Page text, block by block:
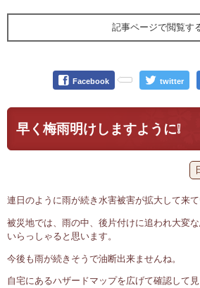
記事ページで閲覧す
Facebook twitter
早く梅雨明けしますように❕
連日のように雨が続き水害被害が拡大して来
被災地では、雨の中、後片付けに追われ大変
いらっしゃると思います。
今後も雨が続きそうで油断出来ませんね。
自宅にあるハザードマップを広げて確認して見